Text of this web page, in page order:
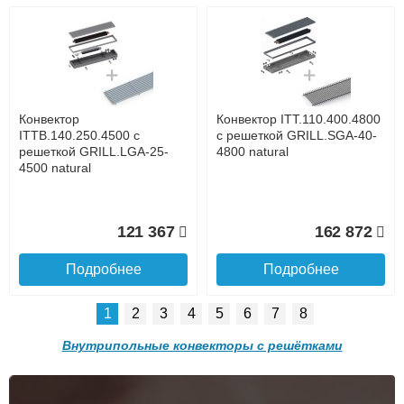
Доставка в регионы России.
Подробнее о доставке
Подробнее Подробнее
100T, 230В (накладной,
110, 230В (накладной)
Конвектор
ITTB.140.250.4500 с
решеткой GRILL.LGA-25-
4500 natural
121 367
Подробнее
Конвектор ITT.110.400.4800
с решеткой GRILL.SGA-40-
4800 natural
162 872
Подробнее
1 2 3 4 5 6 7 8
Внутрипольные конвекторы с решётками